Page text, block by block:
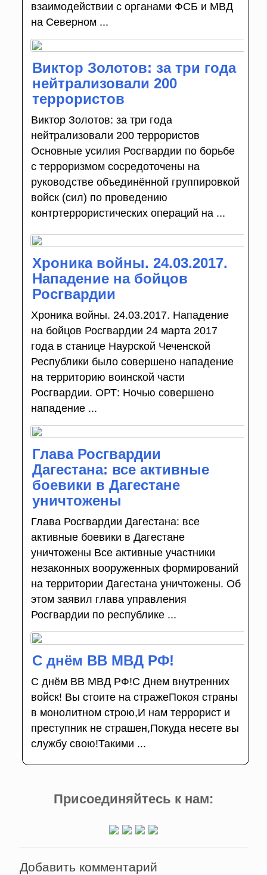
взаимодействии с органами ФСБ и МВД
на Северном ...
Виктор Золотов: за три года
нейтрализовали 200
террористов
Виктор Золотов: за три года
нейтрализовали 200 террористов
Основные усилия Росгвардии по борьбе
с терроризмом сосредоточены на
руководстве объединённой группировкой
войск (сил) по проведению
контртеррористических операций на ...
Хроника войны. 24.03.2017.
Нападение на бойцов
Росгвардии
Хроника войны. 24.03.2017. Нападение
на бойцов Росгвардии 24 марта 2017
года в станице Наурской Чеченской
Республики было совершено нападение
на территорию воинской части
Росгвардии. ОРТ: Ночью совершено
нападение ...
Глава Росгвардии
Дагестана: все активные
боевики в Дагестане
уничтожены
Глава Росгвардии Дагестана: все
активные боевики в Дагестане
уничтожены Все активные участники
незаконных вооруженных формирований
на территории Дагестана уничтожены. Об
этом заявил глава управления
Росгвардии по республике ...
С днём ВВ МВД РФ!
С днём ВВ МВД РФ!С Днем внутренних
войск! Вы стоите на стражеПокоя страны
в монолитном строю,И нам террорист и
преступник не страшен,Покуда несете вы
службу свою!Такими ...
Присоединяйтесь к нам:
Добавить комментарий